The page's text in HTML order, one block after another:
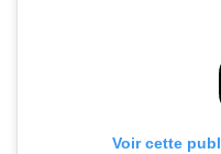
Voir cette